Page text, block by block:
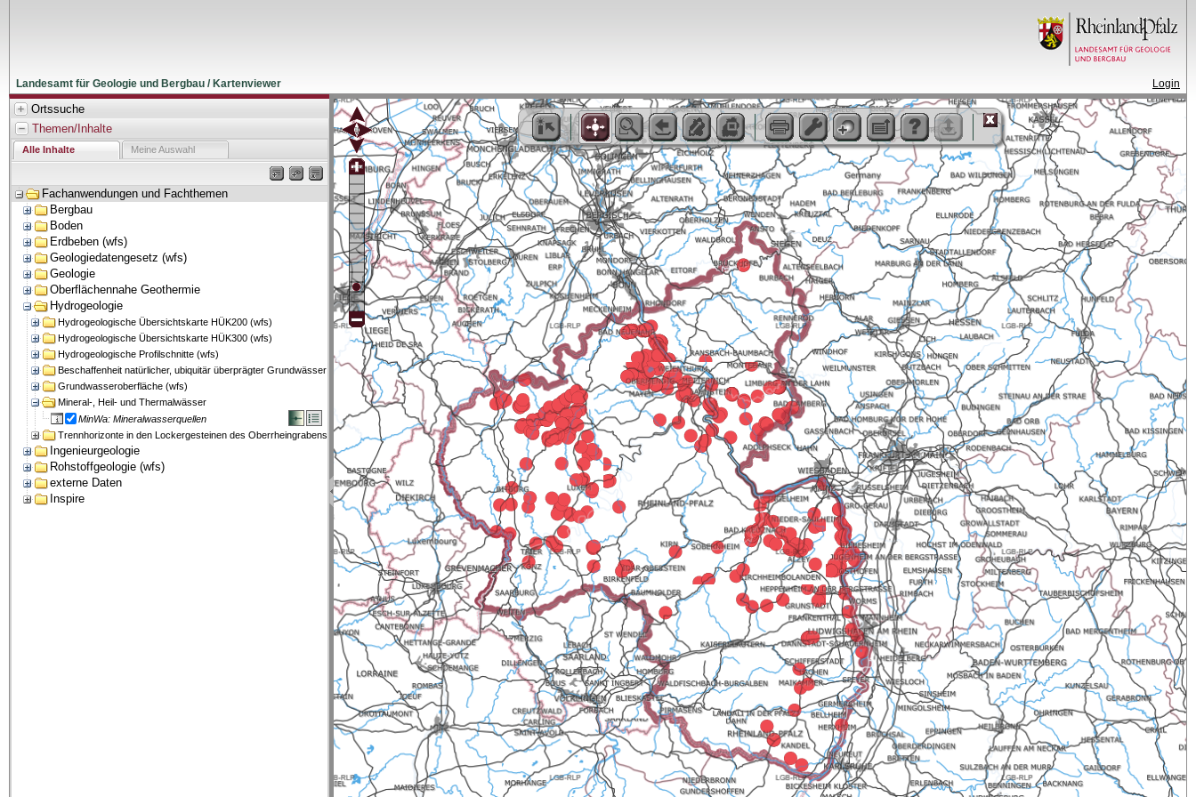
Landesamt für Geologie und Bergbau / Kartenviewer Login
Ortssuche
Themen/Inhalte
Alle Inhalte Meine Auswahl
Fachanwendungen und Fachthemen
Bergbau
Boden
Erdbeben (wfs)
Geologiedatengesetz (wfs)
Geologie
Oberflächennahe Geothermie
Hydrogeologie
Hydrogeologische Übersichtskarte HÜK200 (wfs)
Hydrogeologische Übersichtskarte HÜK300 (wfs)
Hydrogeologische Profilschnitte (wfs)
Beschaffenheit natürlicher, ubiquitär überprägter Grundwässer (wfs)
Grundwasseroberfläche (wfs)
Mineral-, Heil- und Thermalwässer
MinWa: Mineralwasserquellen
Trennhorizonte in den Lockergesteinen des Oberrheingrabens
Ingenieurgeologie
Rohstoffgeologie (wfs)
externe Daten
Inspire